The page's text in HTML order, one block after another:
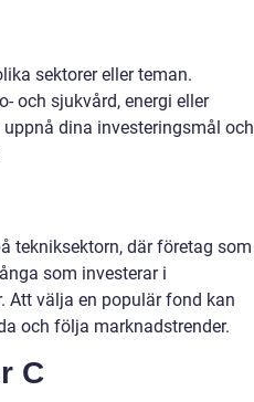
sektorer eller teman.
och sjukvård, energi eller
dina investeringsmål och
tekniksektorn, där företag som
som investerar i
Att välja en populär fond kan
och följa marknadstrender.
C